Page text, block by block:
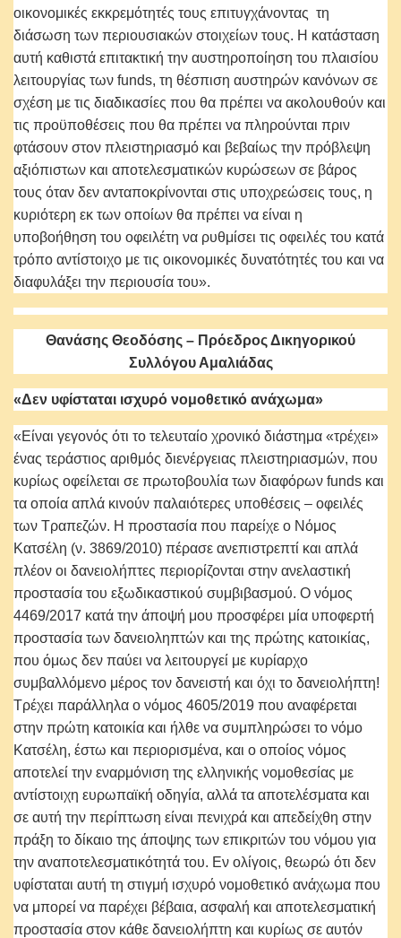
οικονομικές εκκρεμότητές τους επιτυγχάνοντας τη
διάσωση των περιουσιακών στοιχείων τους. Η κατάσταση
αυτή καθιστά επιτακτική την αυστηροποίηση του πλαισίου
λειτουργίας των funds, τη θέσπιση αυστηρών κανόνων σε
σχέση με τις διαδικασίες που θα πρέπει να ακολουθούν και
τις προϋποθέσεις που θα πρέπει να πληρούνται πριν
φτάσουν στον πλειστηριασμό και βεβαίως την πρόβλεψη
αξιόπιστων και αποτελεσματικών κυρώσεων σε βάρος
τους όταν δεν ανταποκρίνονται στις υποχρεώσεις τους, η
κυριότερη εκ των οποίων θα πρέπει να είναι η
υποβοήθηση του οφειλέτη να ρυθμίσει τις οφειλές του κατά
τρόπο αντίστοιχο με τις οικονομικές δυνατότητές του και να
διαφυλάξει την περιουσία του».
Θανάσης Θεοδόσης – Πρόεδρος Δικηγορικού
Συλλόγου Αμαλιάδας
«Δεν υφίσταται ισχυρό νομοθετικό ανάχωμα»
«Είναι γεγονός ότι το τελευταίο χρονικό διάστημα «τρέχει»
ένας τεράστιος αριθμός διενέργειας πλειστηριασμών, που
κυρίως οφείλεται σε πρωτοβουλία των διαφόρων funds και
τα οποία απλά κινούν παλαιότερες υποθέσεις – οφειλές
των Τραπεζών. Η προστασία που παρείχε ο Νόμος
Κατσέλη (ν. 3869/2010) πέρασε ανεπιστρεπτί και απλά
πλέον οι δανειολήπτες περιορίζονται στην ανελαστική
προστασία του εξωδικαστικού συμβιβασμού. Ο νόμος
4469/2017 κατά την άποψή μου προσφέρει μία υποφερτή
προστασία των δανειοληπτών και της πρώτης κατοικίας,
που όμως δεν παύει να λειτουργεί με κυρίαρχο
συμβαλλόμενο μέρος τον δανειστή και όχι το δανειολήπτη!
Τρέχει παράλληλα ο νόμος 4605/2019 που αναφέρεται
στην πρώτη κατοικία και ήλθε να συμπληρώσει το νόμο
Κατσέλη, έστω και περιορισμένα, και ο οποίος νόμος
αποτελεί την εναρμόνιση της ελληνικής νομοθεσίας με
αντίστοιχη ευρωπαϊκή οδηγία, αλλά τα αποτελέσματα και
σε αυτή την περίπτωση είναι πενιχρά και απεδείχθη στην
πράξη το δίκαιο της άποψης των επικριτών του νόμου για
την αναποτελεσματικότητά του. Εν ολίγοις, θεωρώ ότι δεν
υφίσταται αυτή τη στιγμή ισχυρό νομοθετικό ανάχωμα που
να μπορεί να παρέχει βέβαια, ασφαλή και αποτελεσματική
προστασία στον κάθε δανειολήπτη και κυρίως σε αυτόν